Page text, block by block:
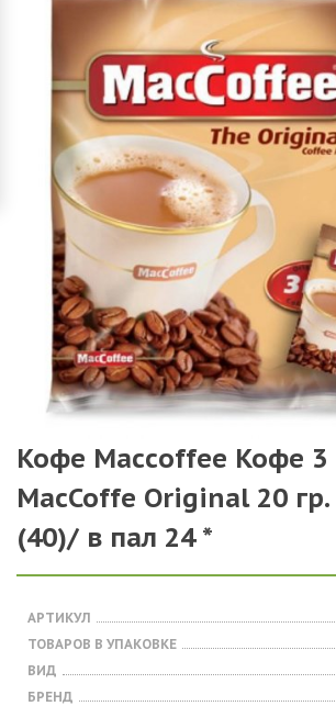
Кофе Maccoffee Кофе 3
MacCoffe Original 20
(40)/ в пал 24 *
АРТИКУЛ
ТОВАРОВ В УПАКОВКЕ
ВИД
БРЕНД